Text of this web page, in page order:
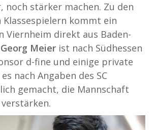
noch stärker machen. Zu den
kommt ein
Viernheim direkt aus Baden-
Georg Meier ist nach Südhessen
d-fine und einige private
nach Angaben des SC
gemacht, die Mannschaft